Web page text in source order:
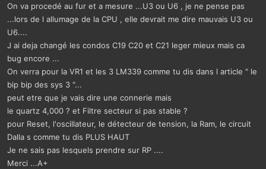
n
s
On va procedé au fur et a mesure ...U3 ou U6 , je ne pense pas
...lors de l allumage de la CPU , elle devrait me dire mauvais U3 ou
U6....
J ai deja changé les condos C19 C20 et C21 leger mieux mais ca
bug encore ...
On verra pour la VR1 et les 3 LM339 comme tu dis dans l article " le
bip bip des sys 3 "...
peut etre que je vais dire une connerie mais
le quartz 4,000 ? et Filtre secteur si pas stable ?
pour Reset, l'oscillateur, le détecteur de tension, la Ram, le circuit
Dalla s comme tu dis PLUS HAUT
Je ne sais pas lesquels prendre sur RP ....
Merci ...A+